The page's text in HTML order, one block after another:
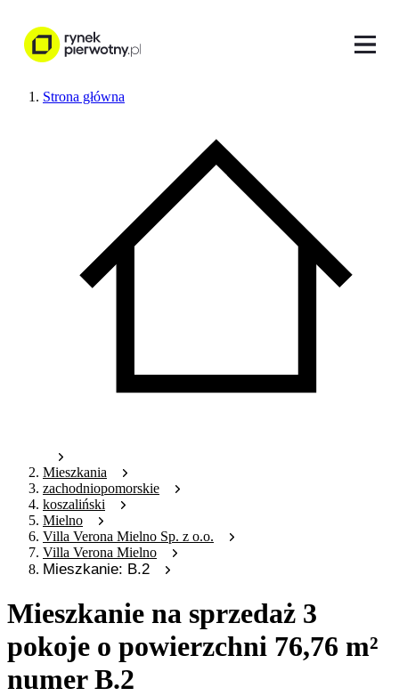
Strona główna
Mieszkania
zachodniopomorskie
koszaliński
Mielno
Villa Verona Mielno Sp. z o.o.
Villa Verona Mielno
Mieszkanie: B.2
Mieszkanie na sprzedaż 3
pokoje o powierzchni 76,76 m²
numer B.2